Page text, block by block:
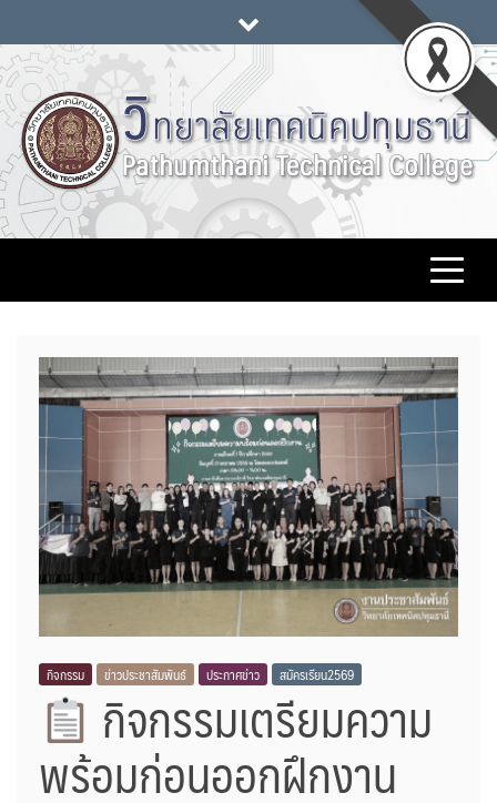
to
content
วิทยาลัยเทคนิคปทุมธานี
www.pttc.ac.th
กิจกรรม ข่าวประชาสัมพันธ์ ประกาศข่าว สมัครเรียน2569
กิจกรรมเตรียมความ
พร้อมก่อนออกฝึกงาน